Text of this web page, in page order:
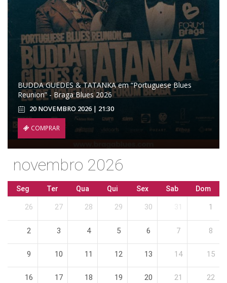
BUDDA GUEDES & TATANKA em “Portuguese Blues
Reunion” - Braga Blues 2026
20 NOVEMBRO 2026 | 21:30
COMPRAR
novembro 2026
Seg Ter Qua Qui Sex Sab Dom
26 27 28 29 30 1
2 3 4 5 6 7 8
9 10 11 12 13 14 15
16 17 18 19 20 21 22